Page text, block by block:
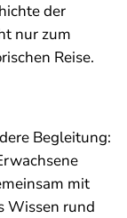
der
nur zum
Reise.
Begleitung:
mit
Wissen rund